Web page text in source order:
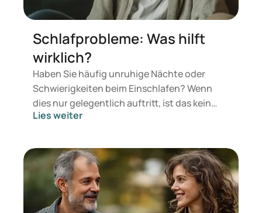
Schlafprobleme: Was hilft
wirklich?
Haben Sie häufig unruhige Nächte oder
Schwierigkeiten beim Einschlafen? Wenn
dies nur gelegentlich auftritt, ist das kein
Problem – der Körper kann sich selbst
sich ein chronisches Muster entwickelt, das
zu ernsthaften Schlafproblemen führt. Dies
kann die normale Tagesfunktion
beeinträchtigen und Beschwerden wie
Konzentrationsprobleme oder
Lies weiter